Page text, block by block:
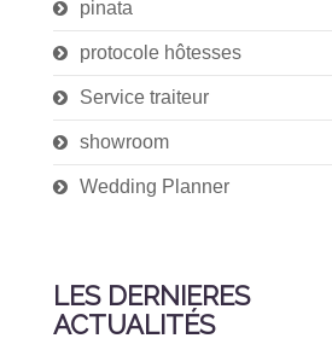
pinata
protocole hôtesses
Service traiteur
showroom
Wedding Planner
LES DERNIERES
ACTUALITÉS